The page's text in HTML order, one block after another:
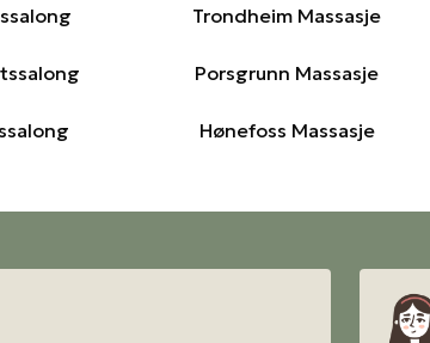
Trondheim Massasje
Porsgrunn Massasje
Hønefoss Massasje